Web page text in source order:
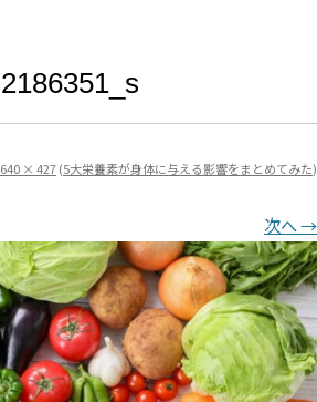
2186351_s
640 × 427(5大栄養素が身体に与える影響をまとめてみた)
次へ →